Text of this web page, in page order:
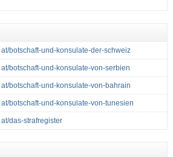
botschaft-und-konsulate-der-schweiz
botschaft-und-konsulate-von-serbien
botschaft-und-konsulate-von-bahrain
botschaft-und-konsulate-von-tunesien
das-strafregister